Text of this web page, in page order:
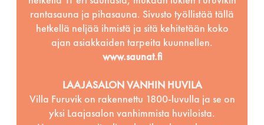
rantasauna ja pihasauna. Sivusto työllistää tällä
hetkellä neljää ihmistä ja sitä kehitetään koko
ajan asiakkaiden tarpeita kuunnellen.
www.saunat.fi
LAAJASALON VANHIN HUVILA
Villa Furuvik on rakennettu 1800-luvulla ja se on
yksi Laajasalon vanhimmista huviloista.